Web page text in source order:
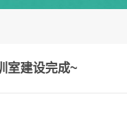
室建设完成~